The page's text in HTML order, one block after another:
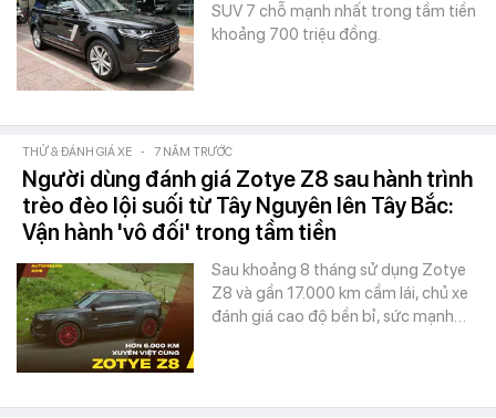
SUV 7 chỗ mạnh nhất trong tầm tiền
khoảng 700 triệu đồng.
THỬ & ĐÁNH GIÁ XE - 7 NĂM TRƯỚC
Người dùng đánh giá Zotye Z8 sau hành trình
trèo đèo lội suối từ Tây Nguyên lên Tây Bắc:
Vận hành 'vô đối' trong tầm tiền
Sau khoảng 8 tháng sử dụng Zotye
Z8 và gần 17.000 km cầm lái, chủ xe
đánh giá cao độ bền bỉ, sức mạnh…